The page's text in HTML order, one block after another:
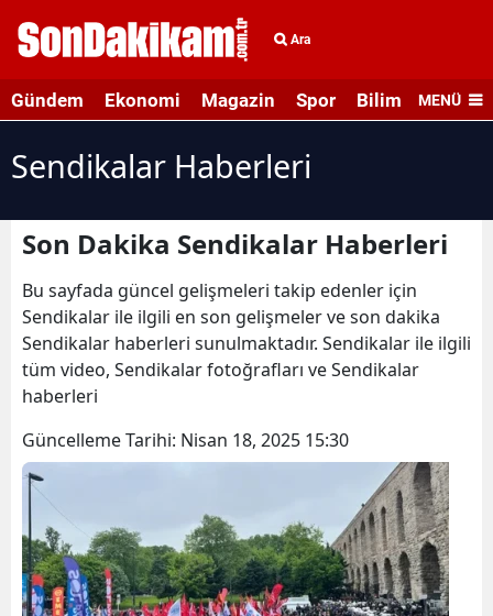
Ara
Gündem Ekonomi Magazin Spor Bilim veMENÜ
Sendikalar Haberleri
Son Dakika Sendikalar Haberleri
Bu sayfada güncel gelişmeleri takip edenler için
Sendikalar ile ilgili en son gelişmeler ve son dakika
Sendikalar haberleri sunulmaktadır. Sendikalar ile ilgili
tüm video, Sendikalar fotoğrafları ve Sendikalar
haberleri
Güncelleme Tarihi: Nisan 18, 2025 15:30